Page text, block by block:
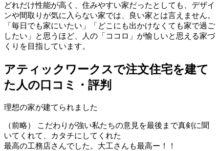
どれだけ性能が高く、住みやすい家だったとしても、デザイ
ンや間取りが気に入らない家では、良い家とは言えません。
「毎日でも家にいたい」「どこにも出かけなくても家で過ご
したい」と思うほど、
人の「ココロ」が愉しいと思える家づ
くり を目指しています。
アティックワークスで注文住宅を建て
た人の口コミ・評判
理想の家が建てられました
（前略） こだわりが強い私たちの意見を最後まで真剣に聞
いてくれて、カタチにしてくれた
最高の工務店さんでした。大工さんも最高ー！！